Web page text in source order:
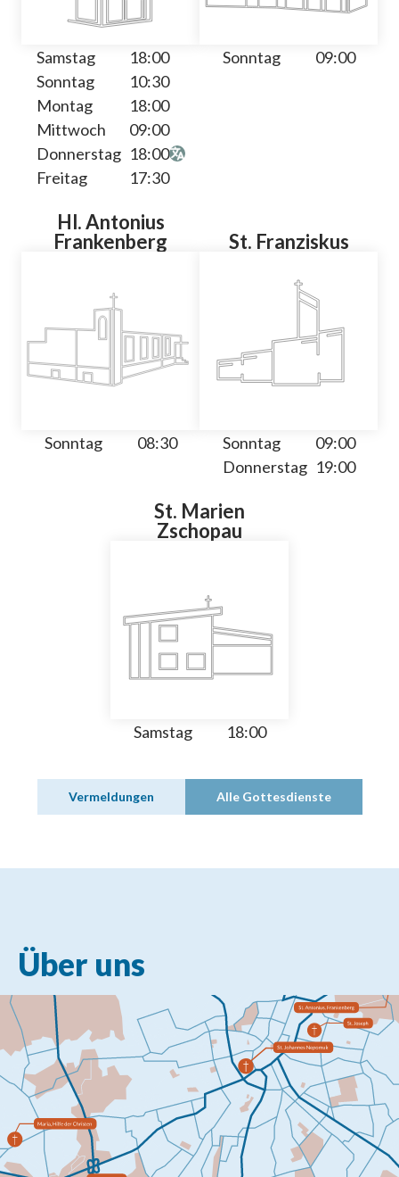
Samstag
18:00
Sonntag
10:30
Montag
18:00
Mittwoch
09:00
Donnerstag 18:00
Freitag
17:30
Sonntag 09:00
Hl. Antonius
Frankenberg
Sonntag 08:30
St. Franziskus
Sonntag
09:00
Donnerstag 19:00
St. Marien
Zschopau
Samstag 18:00
Vermeldungen Alle Gottesdienste
Über uns